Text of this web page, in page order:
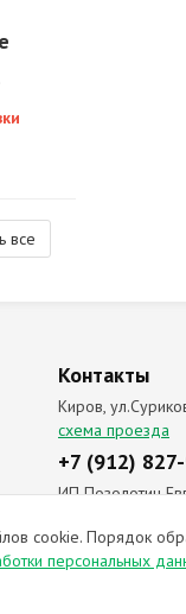
все
Контакты
Киров,
схема проезда
+7 (912)
ИП Позолотин
ИНН
cookie. Порядок
персональных